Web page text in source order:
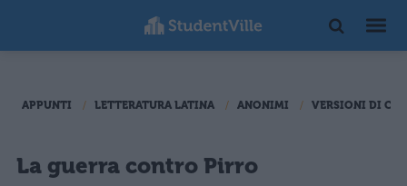
APPUNTI LETTERATURA LATINA ANONIMI VERSIONI DI
La guerra contro Pirro